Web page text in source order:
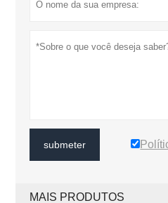
submeter
MAIS PRODUTOS